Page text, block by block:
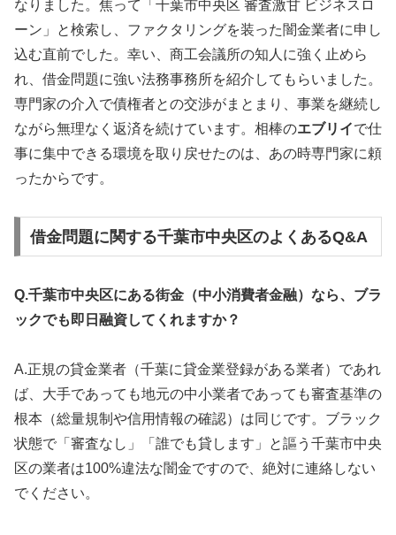
なりました。焦って「千葉市中央区 審査激甘 ビジネスロ
ーン」と検索し、ファクタリングを装った闇金業者に申し
込む直前でした。幸い、商工会議所の知人に強く止めら
れ、借金問題に強い法務事務所を紹介してもらいました。
専門家の介入で債権者との交渉がまとまり、事業を継続し
ながら無理なく返済を続けています。相棒のエブリイで仕
事に集中できる環境を取り戻せたのは、あの時専門家に頼
ったからです。
借金問題に関する千葉市中央区のよくあるQ&A
Q.千葉市中央区にある街金（中小消費者金融）なら、ブラ
ックでも即日融資してくれますか？
A.正規の貸金業者（千葉に貸金業登録がある業者）であれ
ば、大手であっても地元の中小業者であっても審査基準の
根本（総量規制や信用情報の確認）は同じです。ブラック
状態で「審査なし」「誰でも貸します」と謳う千葉市中央
区の業者は100%違法な闇金ですので、絶対に連絡しない
でください。